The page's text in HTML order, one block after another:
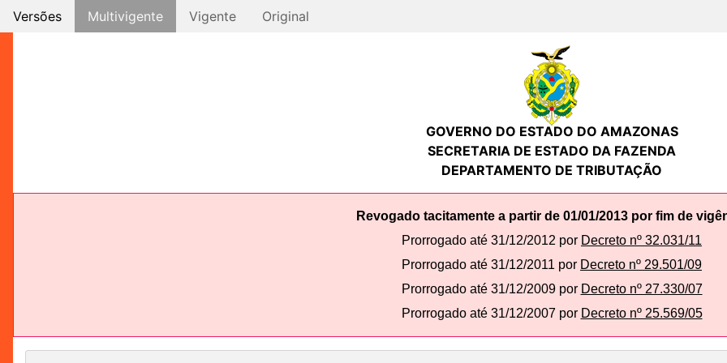
Versões Multivigente Vigente Original
GOVERNO DO ESTADO DO AMAZONAS
SECRETARIA DE ESTADO DA FAZENDA
DEPARTAMENTO DE TRIBUTAÇÃO
Revogado tacitamente a partir de 01/01/2013 por fim de
Prorrogado até 31/12/2012 por Decreto nº 32.031/11
Prorrogado até 31/12/2011 por Decreto nº 29.501/09
Prorrogado até 31/12/2009 por Decreto nº 27.330/07
Prorrogado até 31/12/2007 por Decreto nº 25.569/05